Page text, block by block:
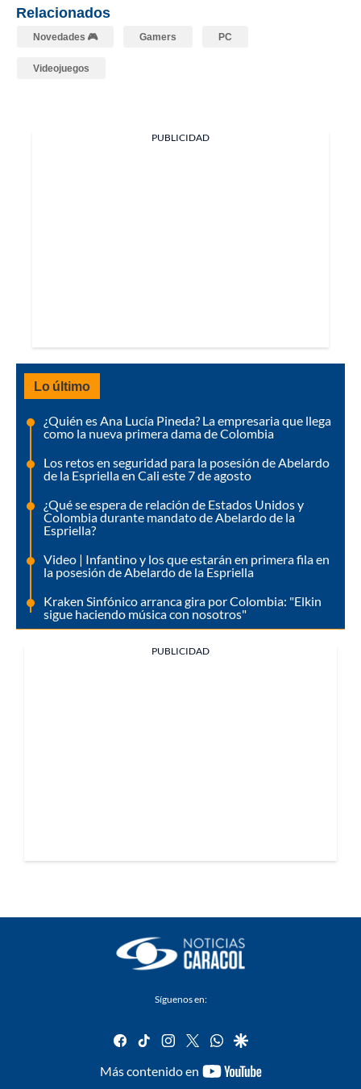
Relacionados
Novedades 🎮 Gamers PC
Videojuegos
PUBLICIDAD
Lo último
¿Quién es Ana Lucía Pineda? La empresaria que llega
como la nueva primera dama de Colombia
Los retos en seguridad para la posesión de Abelardo
de la Espriella en Cali este 7 de agosto
¿Qué se espera de relación de Estados Unidos y
Colombia durante mandato de Abelardo de la
Espriella?
Video | Infantino y los que estarán en primera fila en
la posesión de Abelardo de la Espriella
Kraken Sinfónico arranca gira por Colombia: "Elkin
sigue haciendo música con nosotros"
PUBLICIDAD
Síguenos en:
facebook
tiktok instagram
twitterwhatsapp
google
Más contenido en
youtube-